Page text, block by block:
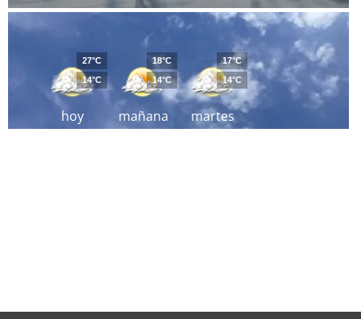
hoy
27°C
14°C
mañana
18°C
14°C
martes
17°C
14°C